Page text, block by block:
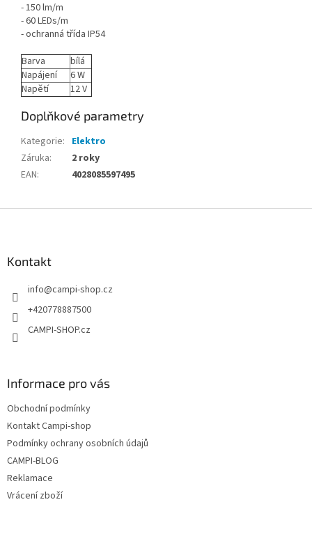
- 150 lm/m
- 60 LEDs/m
- ochranná třída IP54
Barva
bílá
Napájení 6 W
Napětí
12 V
Doplňkové parametry
Kategorie: Elektro
Záruka:
2 roky
EAN: 4028085597495
Kontakt
info@campi-shop.cz
+420778887500
CAMPI-SHOP.cz
Informace pro vás
Obchodní podmínky
Kontakt Campi-shop
Podmínky ochrany osobních údajů
CAMPI-BLOG
Reklamace
Vrácení zboží